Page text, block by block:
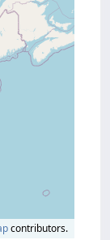
contributors.